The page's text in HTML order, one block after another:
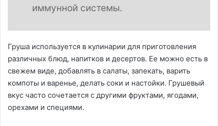
иммунной системы.
Груша используется в кулинарии для приготовления
различных блюд, напитков и десертов. Ее можно есть в
свежем виде, добавлять в салаты, запекать, варить
компоты и варенье, делать соки и настойки. Грушевый
вкус часто сочетается с другими фруктами, ягодами,
орехами и специями.